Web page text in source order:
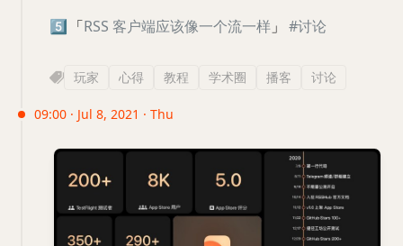
5️⃣ 「RSS 客户端应该像一个流一样 」 #讨论
玩家 心得 教程 学术圈 播客 讨论
09:00 · Jul 8, 2021 · Thu